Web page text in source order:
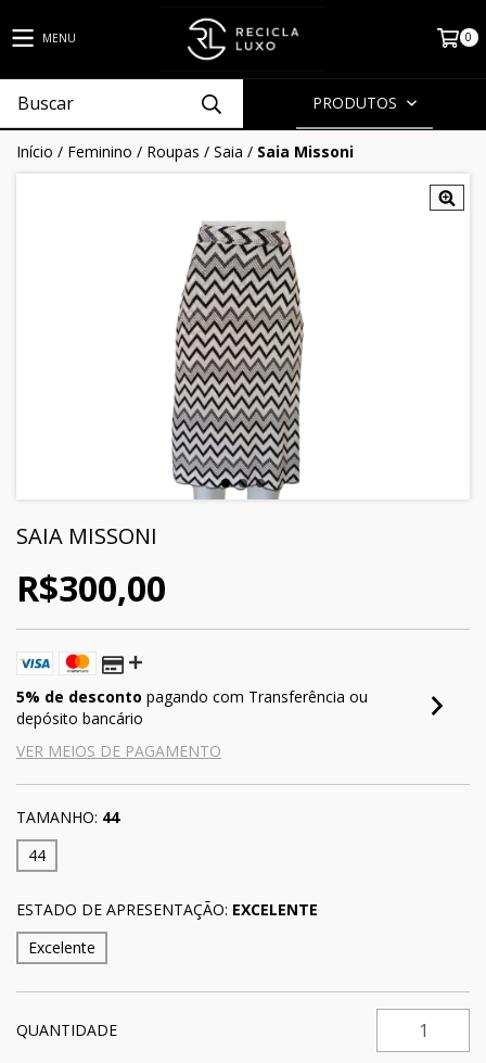
MENU 0
PRODUTOS
Início / Feminino / Roupas / Saia / Saia Missoni
SAIA MISSONI
R$300,00
5% de desconto pagando com Transferência ou
depósito bancário
VER MEIOS DE PAGAMENTO
TAMANHO: 44
44
ESTADO DE APRESENTAÇÃO: EXCELENTE
Excelente
QUANTIDADE